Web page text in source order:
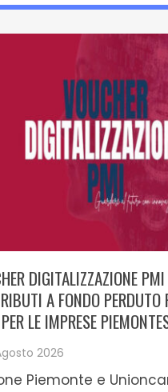
DIGITALIZZAZIONE
A FONDO PERDUTO
LE IMPRESE
2026
Piemonte e